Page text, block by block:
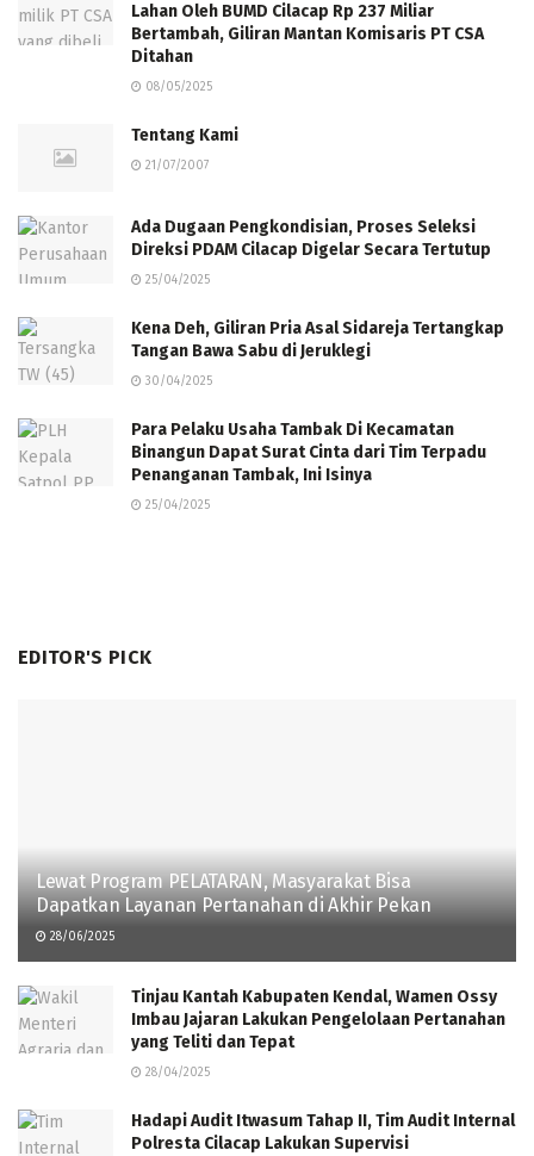
Lahan Oleh BUMD Cilacap Rp 237 Miliar
Bertambah, Giliran Mantan Komisaris PT CSA
Ditahan
08/05/2025
Tentang Kami
21/07/2007
Ada Dugaan Pengkondisian, Proses Seleksi
Direksi PDAM Cilacap Digelar Secara Tertutup
25/04/2025
Kena Deh, Giliran Pria Asal Sidareja Tertangkap
Tangan Bawa Sabu di Jeruklegi
30/04/2025
Para Pelaku Usaha Tambak Di Kecamatan
Binangun Dapat Surat Cinta dari Tim Terpadu
Penanganan Tambak, Ini Isinya
25/04/2025
EDITOR'S PICK
Lewat Program PELATARAN, Masyarakat Bisa
Dapatkan Layanan Pertanahan di Akhir Pekan
28/06/2025
Tinjau Kantah Kabupaten Kendal, Wamen Ossy
Imbau Jajaran Lakukan Pengelolaan Pertanahan
yang Teliti dan Tepat
28/04/2025
Hadapi Audit Itwasum Tahap II, Tim Audit Internal
Polresta Cilacap Lakukan Supervisi